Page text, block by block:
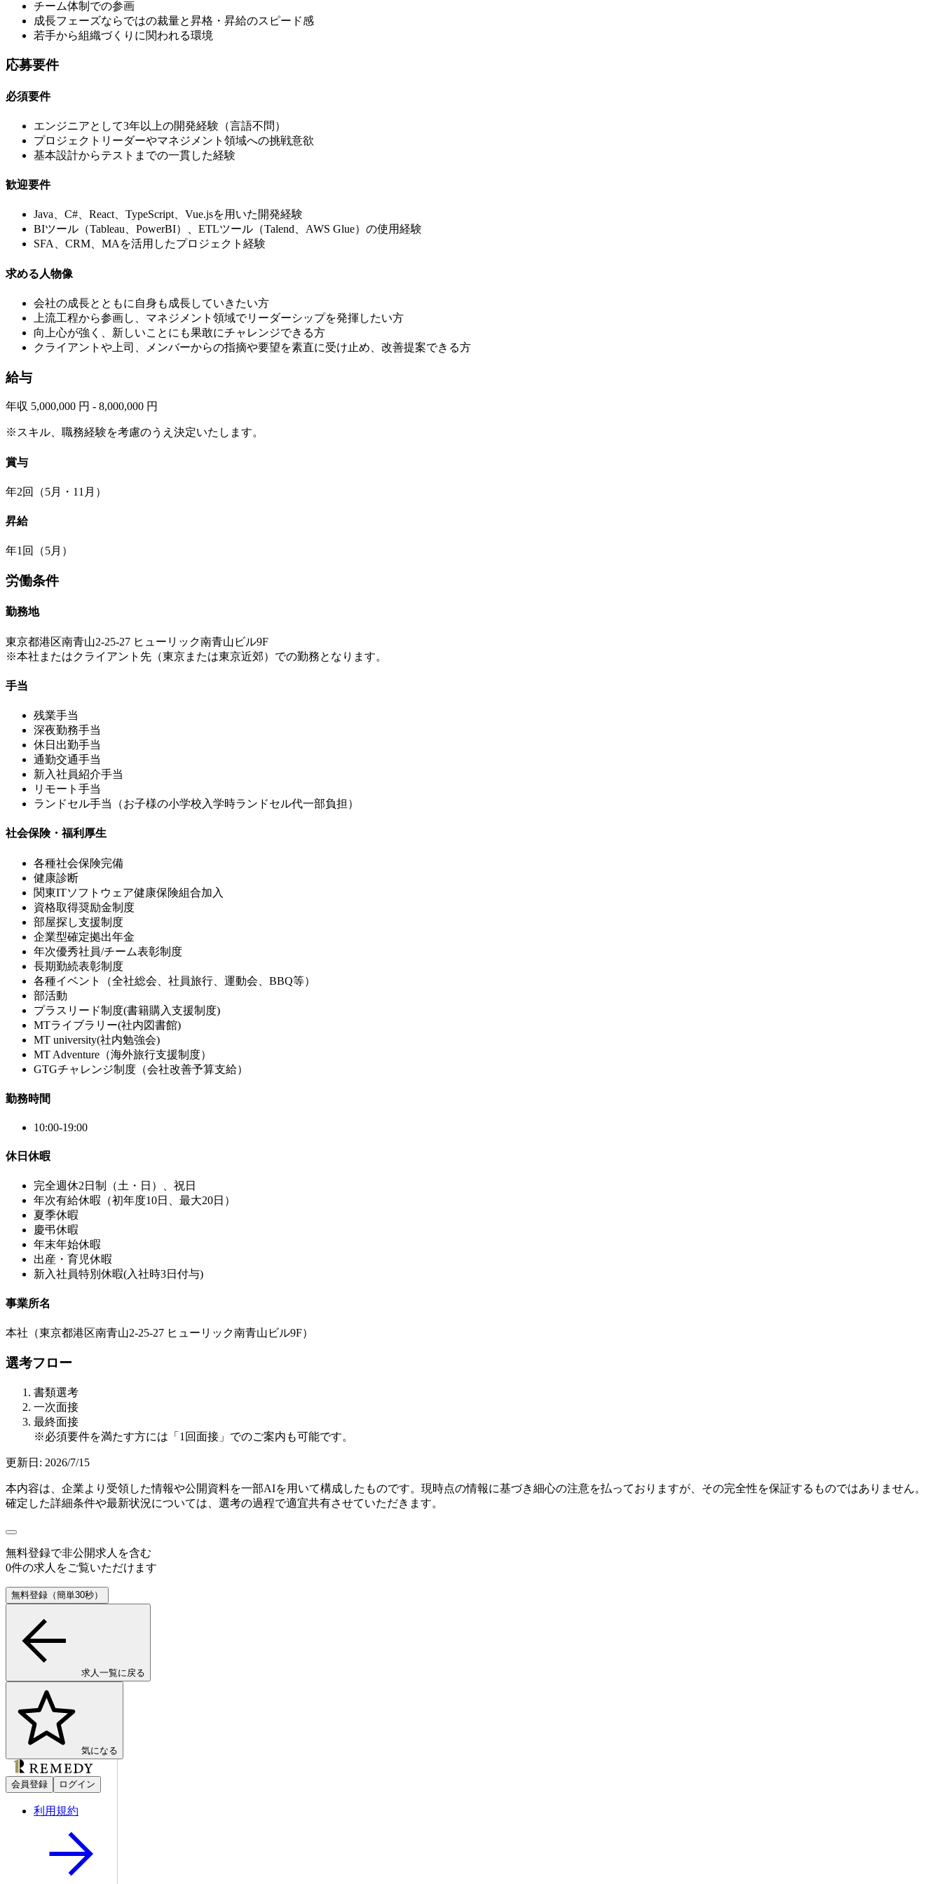
チーム体制での参画
成長フェーズならではの裁量と昇格・昇給のスピード感
若手から組織づくりに関われる環境
応募要件
必須要件
エンジニアとして3年以上の開発経験（言語不問）
プロジェクトリーダーやマネジメント領域への挑戦意欲
基本設計からテストまでの一貫した経験
歓迎要件
Java、C#、React、TypeScript、Vue.jsを用いた開発経験
BIツール（Tableau、PowerBI）、ETLツール（Talend、AWS Glue）の使用経験
SFA、CRM、MAを活用したプロジェクト経験
求める人物像
会社の成長とともに自身も成長していきたい方
上流工程から参画し、マネジメント領域でリーダーシップを発揮したい方
向上心が強く、新しいことにも果敢にチャレンジできる方
クライアントや上司、メンバーからの指摘や要望を素直に受け止め、改善提案できる方
給与
年収 5,000,000 円 - 8,000,000 円
※スキル、職務経験を考慮のうえ決定いたします。
賞与
年2回（5月・11月）
昇給
年1回（5月）
労働条件
勤務地
東京都港区南青山2-25-27 ヒューリック南青山ビル9F
※本社またはクライアント先（東京または東京近郊）での勤務となります。
手当
残業手当
深夜勤務手当
休日出勤手当
通勤交通手当
新入社員紹介手当
リモート手当
ランドセル手当（お子様の小学校入学時ランドセル代一部負担）
社会保険・福利厚生
各種社会保険完備
健康診断
関東ITソフトウェア健康保険組合加入
資格取得奨励金制度
部屋探し支援制度
企業型確定拠出年金
年次優秀社員/チーム表彰制度
長期勤続表彰制度
各種イベント（全社総会、社員旅行、運動会、BBQ等）
部活動
プラスリード制度(書籍購入支援制度)
MTライブラリー(社内図書館)
MT university(社内勉強会)
MT Adventure（海外旅行支援制度）
GTGチャレンジ制度（会社改善予算支給）
勤務時間
10:00-19:00
休日休暇
完全週休2日制（土・日）、祝日
年次有給休暇（初年度10日、最大20日）
夏季休暇
慶弔休暇
年末年始休暇
出産・育児休暇
新入社員特別休暇(入社時3日付与)
事業所名
本社（東京都港区南青山2-25-27 ヒューリック南青山ビル9F）
選考フロー
書類選考
一次面接
最終面接
※必須要件を満たす方には「1回面接」でのご案内も可能です。
更新日: 2026/7/15
本内容は、企業より受領した情報や公開資料を一部AIを用いて構成したものです。現時点の情報に基づき細心の注意を払っておりますが、その完全性を保証するものではありません。
確定した詳細条件や最新状況については、選考の過程で適宜共有させていただきます。
無料登録で非公開求人 を含む
0件の求人をご覧いただけます
無料登録（簡単30秒）
求人一覧に戻る
気になる
会員登録 ログイン
利用規約